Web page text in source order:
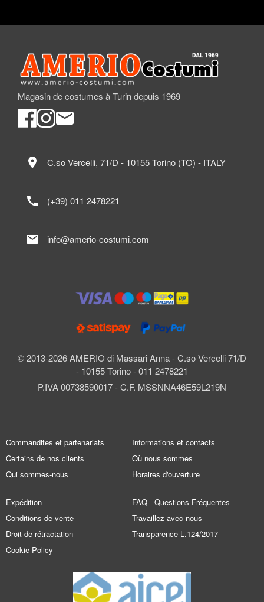
Magasin de costumes à Turin depuis 1969
© 2013-2026 AMERIO di Massari Anna - C.so Vercelli 71/D
- 10155 Torino - 011 2478221
P.IVA 00738590017 - C.F. MSSNNA46E59L219N
location_on C.so Vercelli, 71/D - 10155 Torino (TO) - ITALY
call (+39) 011 2478221
mail info@amerio-costumi.com
Commandites et partenariats
Certains de nos clients
Qui sommes-nous
Informations et contacts
Où nous sommes
Horaires d'ouverture
Expédition
Conditions de vente
Droit de rétractation
Cookie Policy
FAQ - Questions Fréquentes
Travaillez avec nous
Transparence L.124/2017